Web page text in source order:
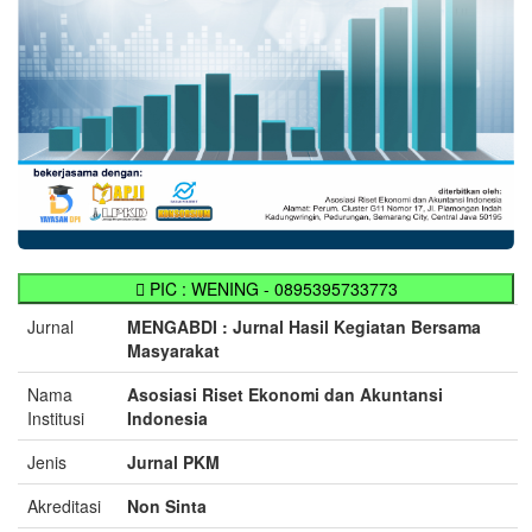
PIC : WENING - 0895395733773
Jurnal
MENGABDI : Jurnal Hasil Kegiatan Bersama
Masyarakat
Nama
Institusi
Asosiasi Riset Ekonomi dan Akuntansi
Indonesia
Jenis
Jurnal PKM
Akreditasi
Non Sinta